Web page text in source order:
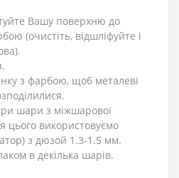
Вашу поверхню до
(очистіть, відшліфуйте і
з фарбою, щоб металеві
шари з міжшарової
цього використовуємо
з дюзой 1.3-1.5 мм.
в декілька шарів.